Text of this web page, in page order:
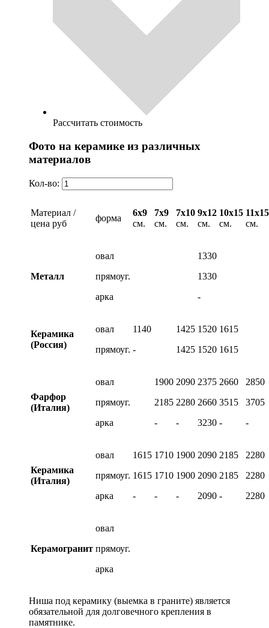
Рассчитать стоимость
Фото на керамике из различных
материалов
Кол-во:
Материал /
цена руб
форма
6х9
см.
7х9
см.
7х10
см.
9х12
см.
10х15
см.
11х15
см.
Металл
овал
прямоуг.
арка
1330
1330
-
Керамика
(Россия)
овал
прямоуг.
1140
-
1425
1425
1520
1520
1615
1615
Фарфор
(Италия)
овал
прямоуг.
арка
1900
2185
-
2090
2280
-
2375
2660
3230
2660
3515
-
2850
3705
-
Керамика
(Италия)
овал
прямоуг.
арка
1615
1615
-
1710
1710
-
1900
1900
-
2090
2090
2090
2185
2185
-
2280
2280
2280
Керамогранит
овал
прямоуг.
арка
Ниша под керамику (выемка в граните) является
обязательной для долговечного крепления в
памятнике.